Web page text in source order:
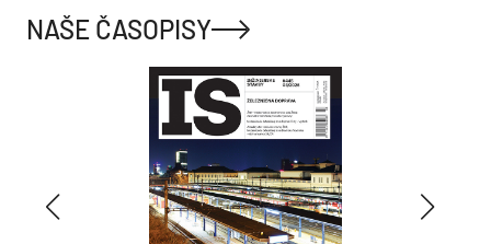
NAŠE ČASOPISY